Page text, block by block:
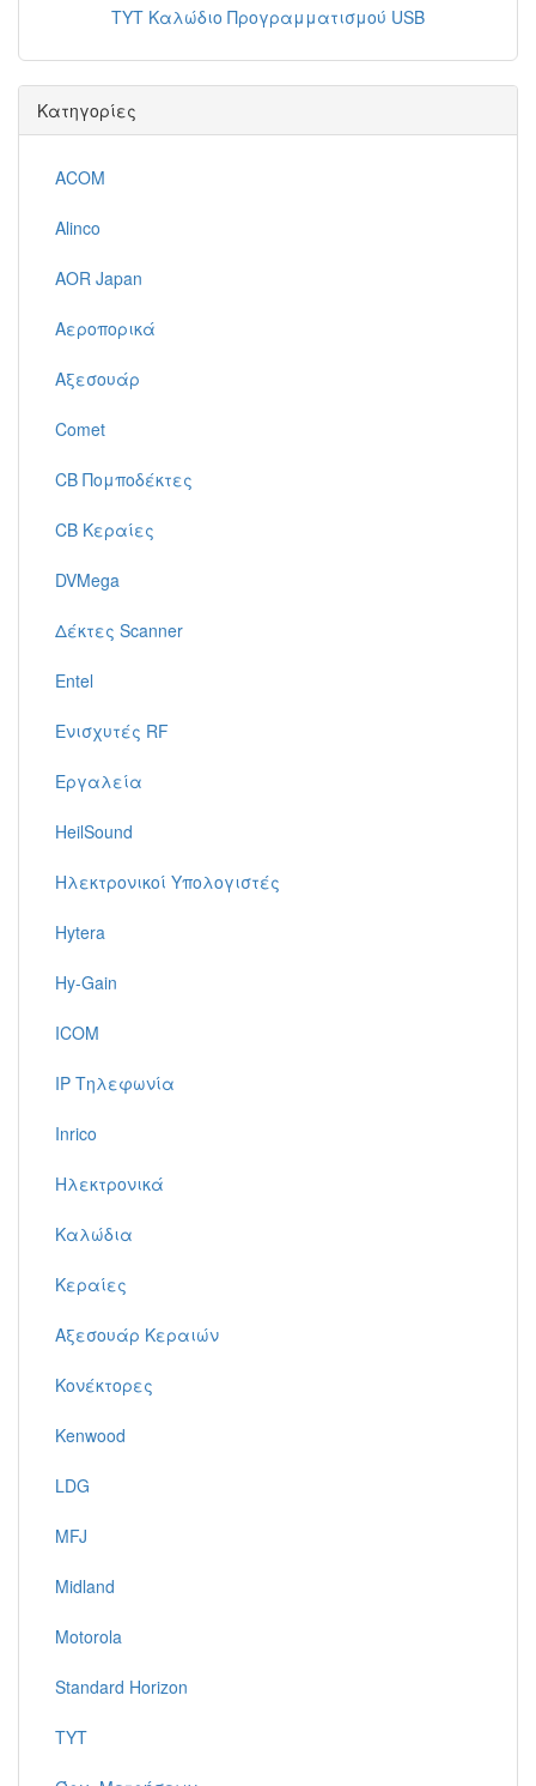
TYT Καλώδιο Προγραμματισμού USB
Κατηγορίες
ACOM
Alinco
AOR Japan
Αεροπορικά
Αξεσουάρ
Comet
CB Πομποδέκτες
CB Κεραίες
DVMega
Δέκτες Scanner
Entel
Ενισχυτές RF
Εργαλεία
HeilSound
Ηλεκτρονικοί Υπολογιστές
Hytera
Hy-Gain
ICOM
IP Τηλεφωνία
Inrico
Ηλεκτρονικά
Καλώδια
Κεραίες
Αξεσουάρ Κεραιών
Κονέκτορες
Kenwood
LDG
MFJ
Midland
Motorola
Standard Horizon
TYT